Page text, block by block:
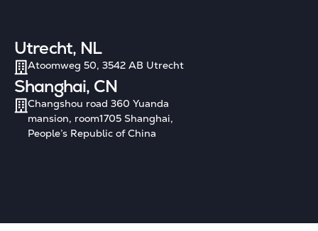
Utrecht, NL
Atoomweg 50, 3542 AB Utrecht
Shanghai, CN
Changshou road 360 Yuanda
mansion, room1705 Shanghai,
People’s Republic of China